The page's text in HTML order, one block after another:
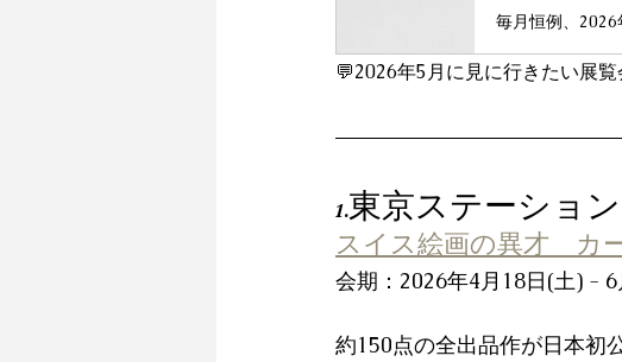
💬2026年5月に見に行きたい展覧
1.東京ステーショ
スイス絵画の異才　カ
会期： 2026年4月18日(土) -
約150点の全出品作が日本初